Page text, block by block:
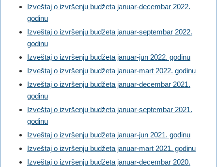
Izveštaj o izvršenju budžeta januar-decembar 2022.
godinu
Izveštaj o izvršenju budžeta januar-septembar 2022.
godinu
Izveštaj o izvršenju budžeta januar-jun 2022. godinu
Izveštaj o izvršenju budžeta januar-mart 2022. godinu
Izveštaj o izvršenju budžeta januar-decembar 2021.
godinu
Izveštaj o izvršenju budžeta januar-septembar 2021.
godinu
Izveštaj o izvršenju budžeta januar-jun 2021. godinu
Izveštaj o izvršenju budžeta januar-mart 2021. godinu
Izveštaj o izvršenju budžeta januar-decembar 2020.